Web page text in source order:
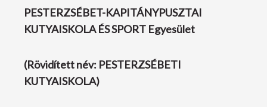
PESTERZSÉBET-KAPITÁNYPUSZTAI
KUTYAISKOLA ÉS SPORT Egyesület
(Rövidített név: PESTERZSÉBETI
KUTYAISKOLA)